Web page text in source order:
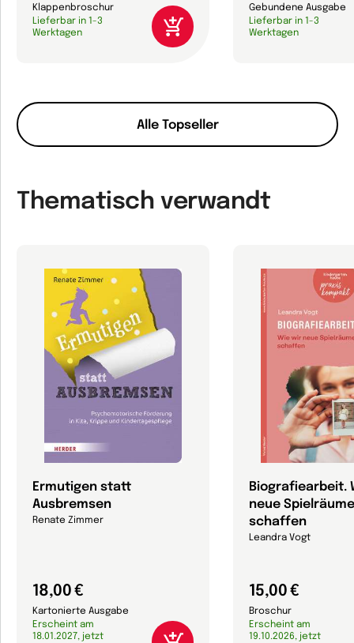
Alle Topseller
Klappenbroschur
Lieferbar in 1-3
Werktagen
Gebundene Ausgabe
Lieferbar in 1-3
Werktagen
Thematisch verwandt
Ermutigen statt
Ausbremsen
Renate Zimmer
18,00 €
Kartonierte Ausgabe
Erscheint am
18.01.2027, jetzt
Biografiearbeit.
neue Spielräume
schaffen
Leandra Vogt
15,00 €
Broschur
Erscheint am
19.10.2026, jetzt